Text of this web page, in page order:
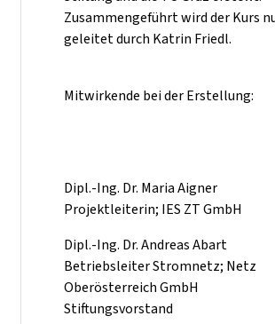
Zusammengeführt wird der Kurs
geleitet durch Katrin Friedl.
Mitwirkende bei der Erstellung:
Dipl.-Ing. Dr. Maria Aigner
Projektleiterin; IES ZT GmbH
Dipl.-Ing. Dr. Andreas Abart
Betriebsleiter Stromnetz; Netz
Oberösterreich GmbH
Stiftungsvorstand